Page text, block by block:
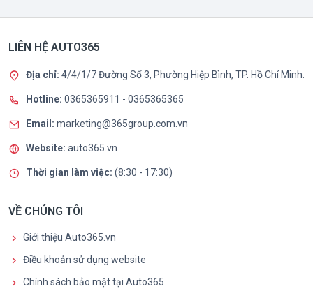
LIÊN HỆ AUTO365
Địa chỉ: 4/4/1/7 Đường Số 3, Phường Hiệp Bình, TP. Hồ Chí Minh.
Hotline: 0365365911 - 0365365365
Email: marketing@365group.com.vn
Website: auto365.vn
Thời gian làm việc: (8:30 - 17:30)
VỀ CHÚNG TÔI
Giới thiệu Auto365.vn
Điều khoản sử dụng website
Chính sách bảo mật tại Auto365